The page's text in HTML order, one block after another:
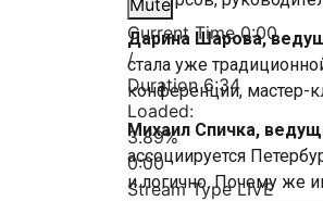
Mute
Current Time0:00
/
Duration6:34
Loaded:
3.89%
0:00
Stream TypeLIVE
Дарина Шарова,
стала уже
конференции, мастер-
Михаил Спичка,
ассоциируется
и логично. Почему же